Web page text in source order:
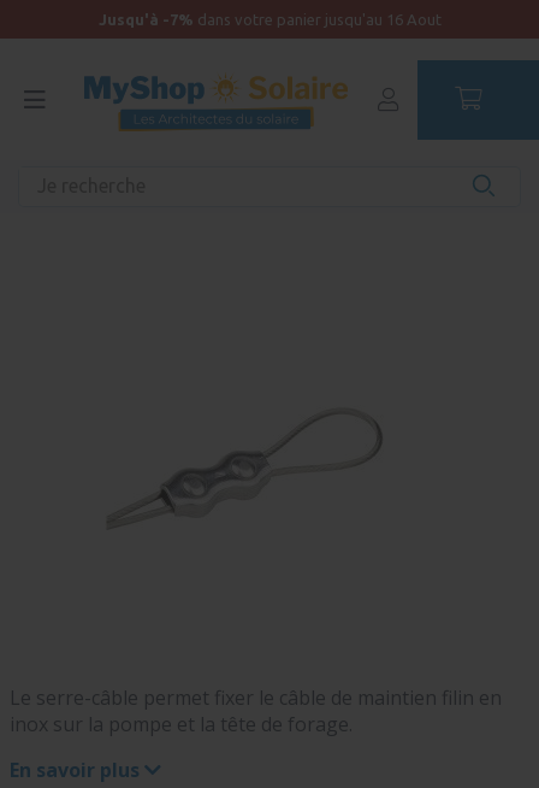
Jusqu'à -7% dans votre panier jusqu'au 16 Aout
Le serre-câble permet fixer le câble de maintien filin en
inox sur la pompe et la tête de forage.
En savoir plus